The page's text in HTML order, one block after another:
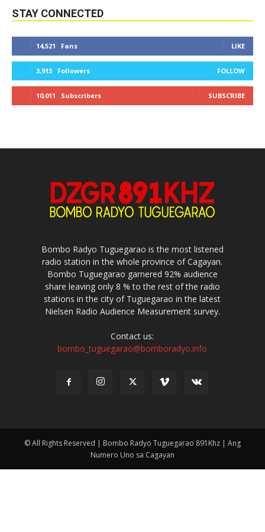
STAY CONNECTED
14,521 Fans LIKE
3,913 Followers FOLLOW
10,011 Subscribers SUBSCRIBE
Bombo Radyo Tuguegarao is the most listened
radio station in the whole province of Cagayan.
Bombo Tuguegarao garnered 92% audience
share leaving only 8 % to the rest of the radio
stations in the city of Tuguegarao in the latest
Nielsen Radio Audience Measurement survey.
Contact us:
bombo_tuguegarao@bomboradyo.info
© All Rights Reserved | Bombo Radyo Tuguegarao 891Khz | Ang
Numero Uno sa Cagayan